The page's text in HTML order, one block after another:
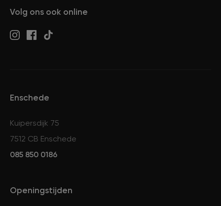
Volg ons ook online
Enschede
Kuipersdijk 75
7512 CB Enschede
085 850 0186
Openingstijden